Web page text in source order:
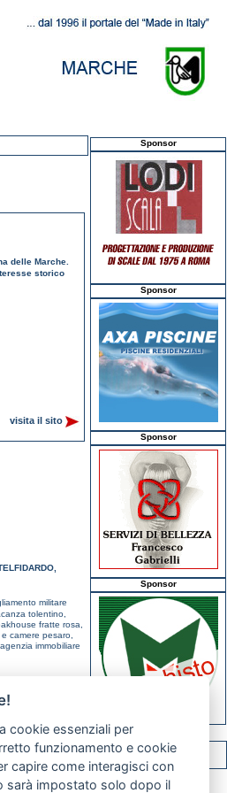
delle Marche.
storico
visita il sito
,
militare
tolentino,
fratte rosa,
camere pesaro,
agenzia immobiliare
Sponsor
Sponsor
Sponsor
Sponsor
cookie essenziali per
funzionamento e cookie
capire come interagisci con
sarà impostato solo dopo il